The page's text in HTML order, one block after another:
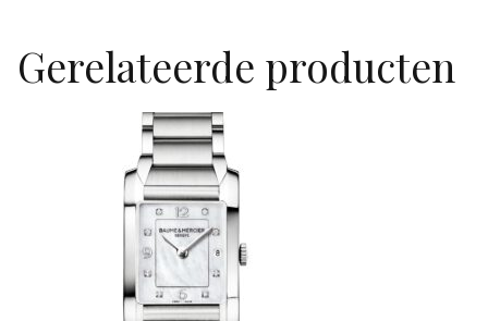
Gerelateerde producten